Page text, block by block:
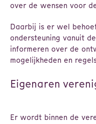
over de wensen voor
Daarbij is er wel
ondersteuning vanuit
informeren over de
mogelijkheden en
Eigenaren
Er wordt binnen de